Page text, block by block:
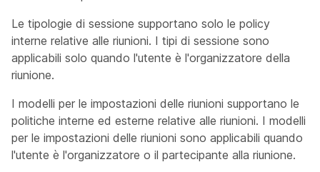
Le tipologie di sessione supportano solo le policy
interne relative alle riunioni. I tipi di sessione sono
applicabili solo quando l'utente è l'organizzatore della
riunione.
I modelli per le impostazioni delle riunioni supportano le
politiche interne ed esterne relative alle riunioni. I modelli
per le impostazioni delle riunioni sono applicabili quando
l'utente è l'organizzatore o il partecipante alla riunione.